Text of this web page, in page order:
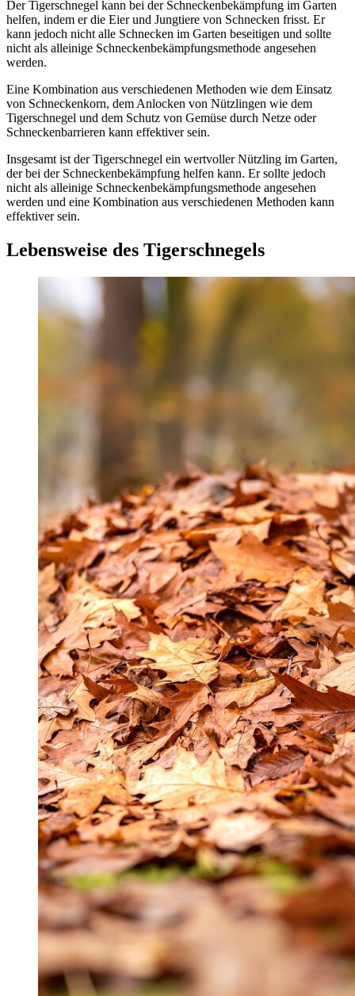
Der Tigerschnegel kann bei der Schneckenbekämpfung im Garten
helfen, indem er die Eier und Jungtiere von Schnecken frisst. Er
kann jedoch nicht alle Schnecken im Garten beseitigen und sollte
nicht als alleinige Schneckenbekämpfungsmethode angesehen
werden.
Eine Kombination aus verschiedenen Methoden wie dem Einsatz
von Schneckenkorn, dem Anlocken von Nützlingen wie dem
Tigerschnegel und dem Schutz von Gemüse durch Netze oder
Schneckenbarrieren kann effektiver sein.
Insgesamt ist der Tigerschnegel ein wertvoller Nützling im Garten,
der bei der Schneckenbekämpfung helfen kann. Er sollte jedoch
nicht als alleinige Schneckenbekämpfungsmethode angesehen
werden und eine Kombination aus verschiedenen Methoden kann
effektiver sein.
Lebensweise des Tigerschnegels